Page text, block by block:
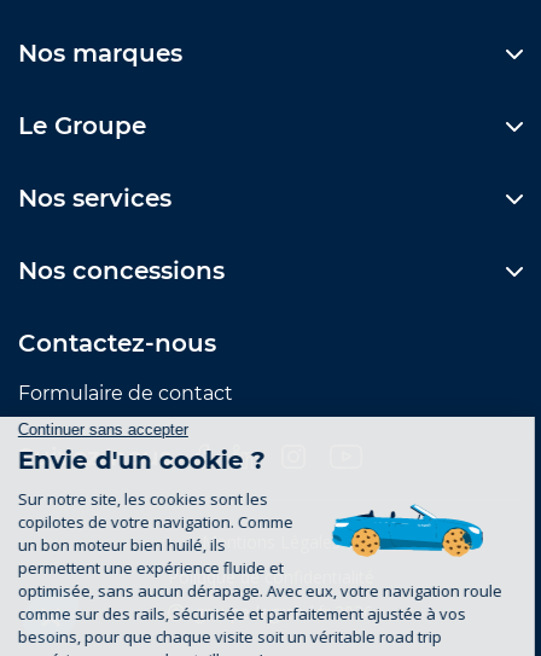
Nos marques
Le Groupe
Nos services
Nos concessions
Contactez-nous
Formulaire de contact
Suivez-nous
Mentions Légales
Politique de confidentialité
groupe-legrand.fr 2026